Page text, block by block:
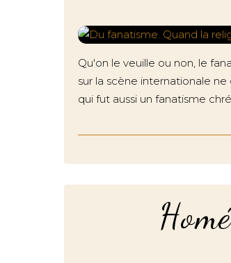
Qu'on le veuille ou non, le
sur la scène internationale
qui fut aussi un fanatisme